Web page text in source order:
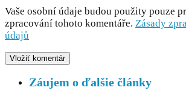
Vaše osobní údaje budou použity pouze
zpracování tohoto komentáře. Zásady
údajů
Záujem o ďalšie články